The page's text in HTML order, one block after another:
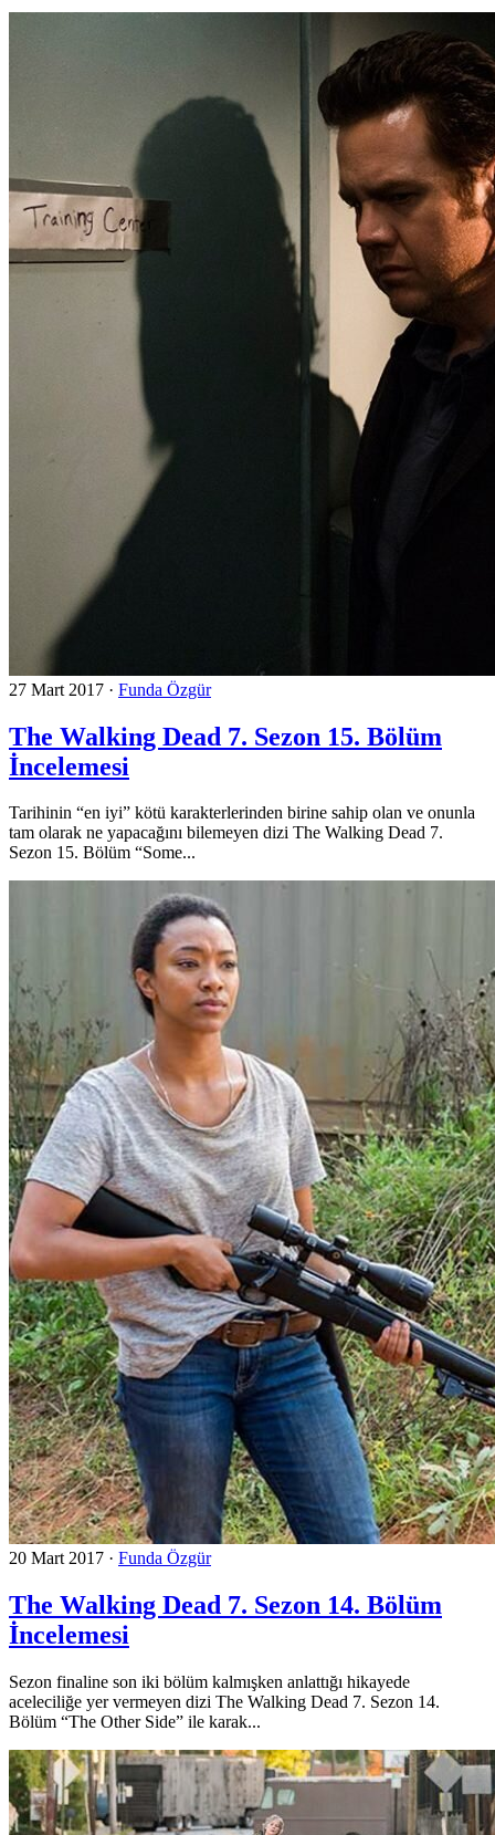
27 Mart 2017 · Funda Özgür
The Walking Dead 7. Sezon 15. Bölüm
İncelemesi
Tarihinin “en iyi” kötü karakterlerinden birine sahip olan ve onunla
tam olarak ne yapacağını bilemeyen dizi The Walking Dead 7.
Sezon 15. Bölüm “Some...
20 Mart 2017 · Funda Özgür
The Walking Dead 7. Sezon 14. Bölüm
İncelemesi
Sezon finaline son iki bölüm kalmışken anlattığı hikayede
aceleciliğe yer vermeyen dizi The Walking Dead 7. Sezon 14.
Bölüm “The Other Side” ile karak...